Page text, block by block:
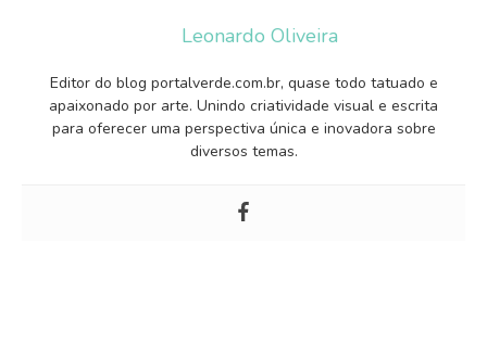
Leonardo Oliveira
Editor do blog portalverde.com.br, quase todo tatuado e
apaixonado por arte. Unindo criatividade visual e escrita
para oferecer uma perspectiva única e inovadora sobre
diversos temas.